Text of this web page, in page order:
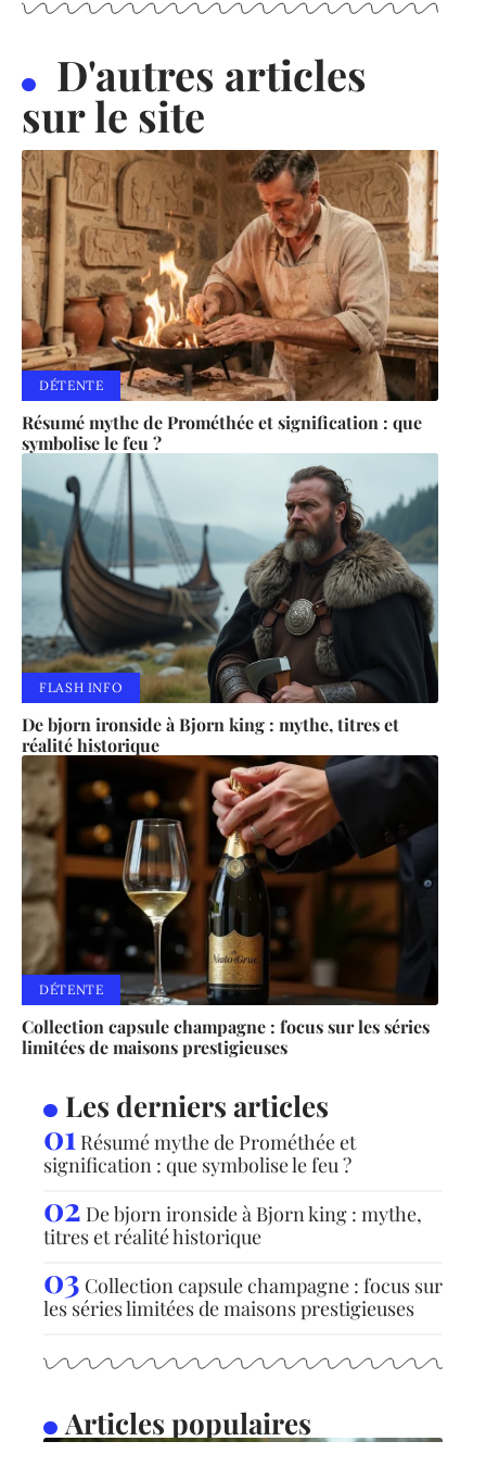
D'autres articles
sur le site
DÉTENTE
Résumé mythe de Prométhée et signification : que
symbolise le feu ?
FLASH INFO
De bjorn ironside à Bjorn king : mythe, titres et
réalité historique
DÉTENTE
Collection capsule champagne : focus sur les séries
limitées de maisons prestigieuses
Les derniers articles
Résumé mythe de Prométhée et
signification : que symbolise le feu ?
De bjorn ironside à Bjorn king : mythe,
titres et réalité historique
Collection capsule champagne : focus sur
les séries limitées de maisons prestigieuses
Articles populaires